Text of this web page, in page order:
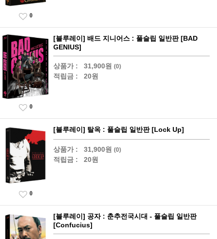
0
[블루레이] 배드 지니어스 : 풀슬립 일반판 [BAD
GENIUS]
상품가 : 31,900원 (0)
적립금 : 20원
0
[블루레이] 탈옥 : 풀슬립 일반판 [Lock Up]
상품가 : 31,900원 (0)
적립금 : 20원
0
[블루레이] 공자 : 춘추전국시대 - 풀슬립 일반판
[Confucius]